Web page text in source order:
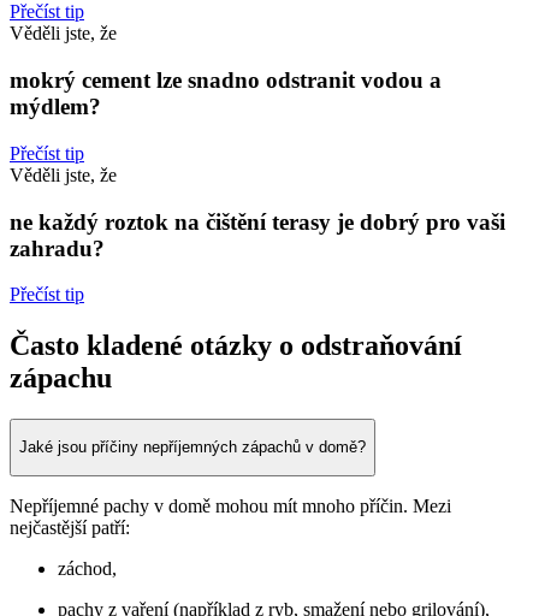
Přečíst tip
Věděli jste, že
mokrý cement lze snadno odstranit vodou a
mýdlem?
Přečíst tip
Věděli jste, že
ne každý roztok na čištění terasy je dobrý pro vaši
zahradu?
Přečíst tip
Často kladené otázky o odstraňování
zápachu
Jaké jsou příčiny nepříjemných zápachů v domě?
Nepříjemné pachy v domě mohou mít mnoho příčin. Mezi
nejčastější patří:
záchod,
pachy z vaření (například z ryb, smažení nebo grilování),